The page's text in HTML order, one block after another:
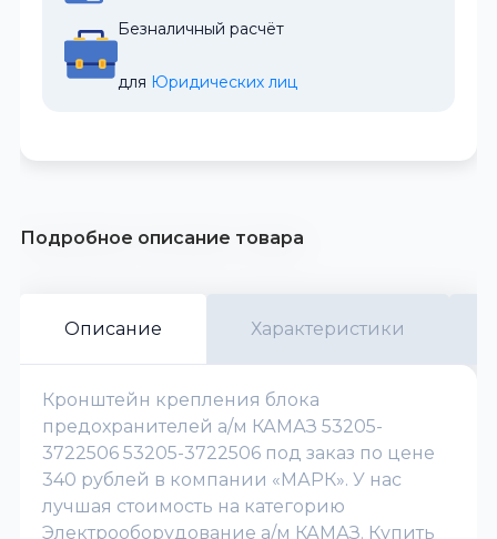
Безналичный расчёт
для Юридических лиц
Подробное описание товара
Описание Характеристики
Кронштейн крепления блока
предохранителей а/м КАМАЗ 53205-
3722506 53205-3722506 под заказ по цене
340 рублей в компании «МАРК». У нас
лучшая стоимость на категорию
Электрооборудование а/м КАМАЗ. Купить